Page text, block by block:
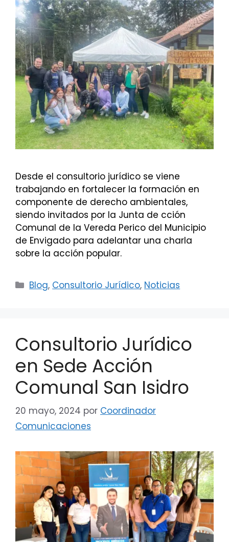
Desde el consultorio jurídico se viene
trabajando en fortalecer la formación en
componente de derecho ambientales,
siendo invitados por la Junta de cción
Comunal de la Vereda Perico del Municipio
de Envigado para adelantar una charla
sobre la acción popular.
Categorías
Blog, Consultorio Jurídico, Noticias
Consultorio Jurídico
en Sede Acción
Comunal San Isidro
20 mayo, 2024 por Coordinador
Comunicaciones